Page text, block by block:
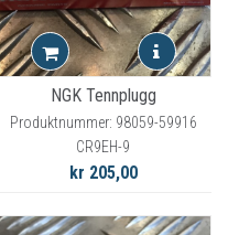
NGK Tennplugg
Produktnummer: 98059-59916
CR9EH-9
kr 205,00